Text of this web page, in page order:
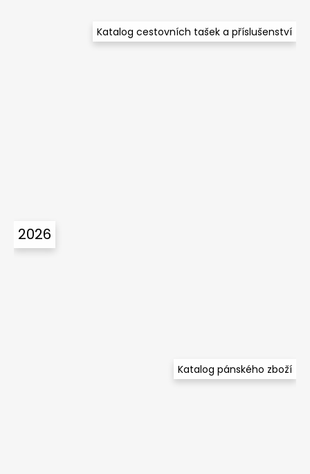
Katalog cestovních tašek a příslušenství
2026
Katalog pánského zboží